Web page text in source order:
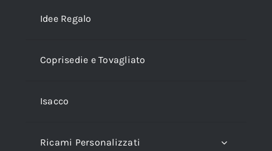
Idee Regalo
Coprisedie e Tovagliato
Isacco
Ricami Personalizzati